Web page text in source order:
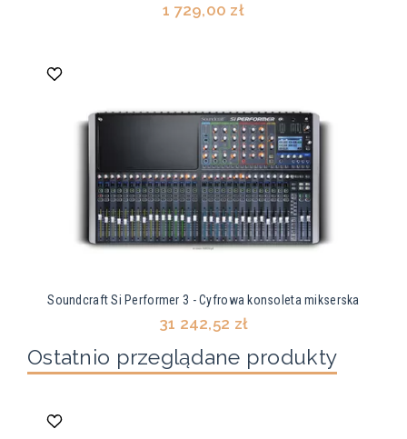
1 729,00 zł
Soundcraft Si Performer 3 - Cyfrowa konsoleta mikserska
31 242,52 zł
Ostatnio przeglądane produkty